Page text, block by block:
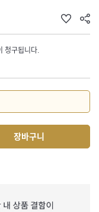
청구됩니다.
장바구니